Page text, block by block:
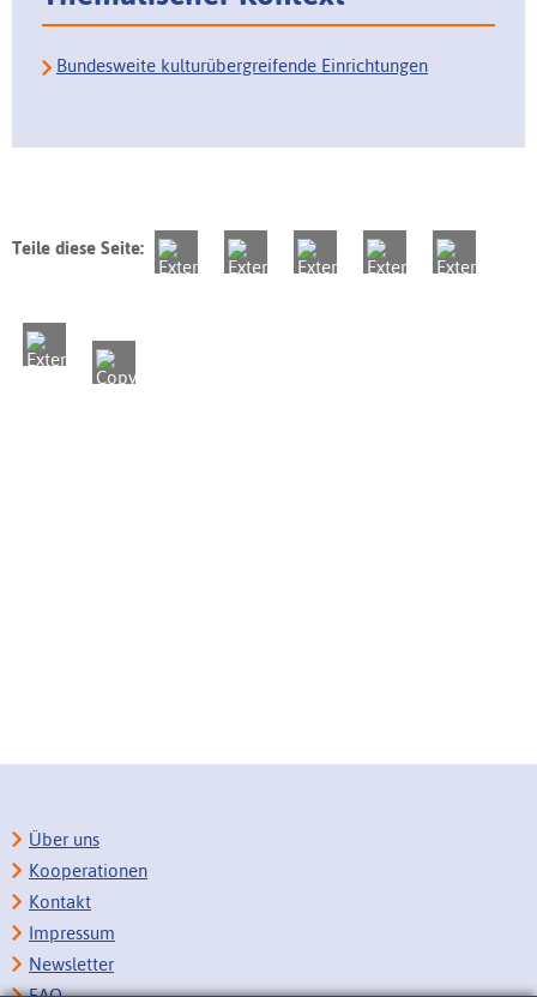
Bundesweite kulturübergreifende Einrichtungen
Teile diese Seite:
Über uns
Kooperationen
Kontakt
Impressum
Newsletter